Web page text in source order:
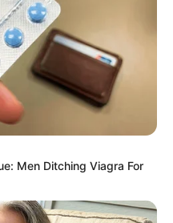
Men Ditching Viagra For